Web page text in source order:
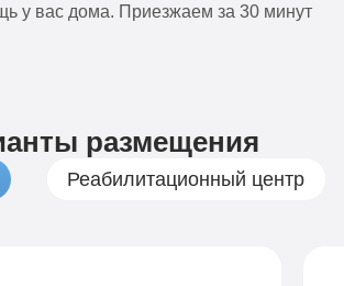
у вас дома. Приезжаем за 30 минут
размещения
Реабилитационный центр